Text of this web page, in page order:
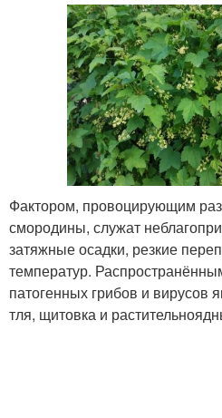
Фактором, провоцирующим
смородины, служат
затяжные осадки, резкие
температур.
патогенных грибов и вирусов
тля, щитовка и